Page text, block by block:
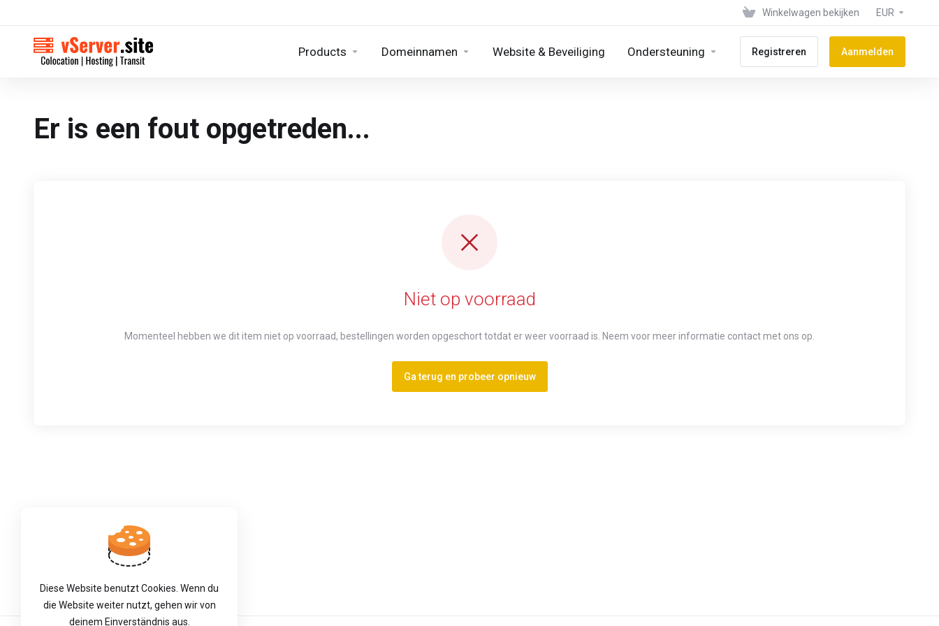
Winkelwagen bekijken EUR
Products Domeinnamen Website & Beveiliging Ondersteuning Registreren Aanmelden
Er is een fout opgetreden...
Niet op voorraad
Momenteel hebben we dit item niet op voorraad, bestellingen worden opgeschort totdat er weer voorraad is. Neem voor meer informatie contact met ons op.
Ga terug en probeer opnieuw
Diese Website benutzt Cookies. Wenn du
die Website weiter nutzt, gehen wir von
deinem Einverständnis aus.